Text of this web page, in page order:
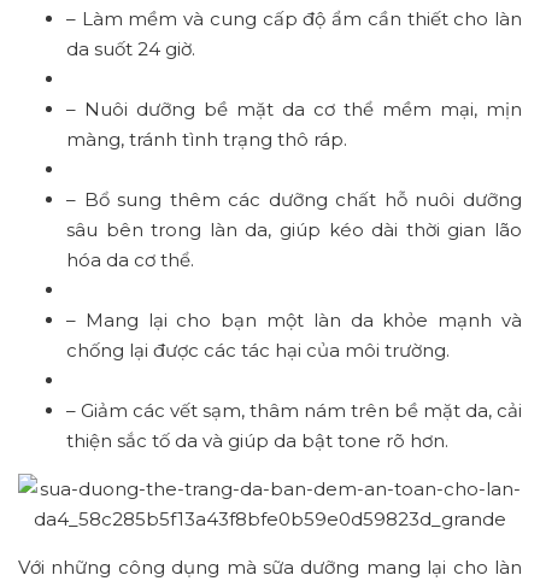
– Làm mềm và cung cấp độ ẩm cần thiết cho làn
da suốt 24 giờ.
– Nuôi dưỡng bề mặt da cơ thể mềm mại, mịn
màng, tránh tình trạng thô ráp.
– Bổ sung thêm các dưỡng chất hỗ nuôi dưỡng
sâu bên trong làn da, giúp kéo dài thời gian lão
hóa da cơ thể.
– Mang lại cho bạn một làn da khỏe mạnh và
chống lại được các tác hại của môi trường.
– Giảm các vết sạm, thâm nám trên bề mặt da, cải
thiện sắc tố da và giúp da bật tone rõ hơn.
Với những công dụng mà sữa dưỡng mang lại cho làn